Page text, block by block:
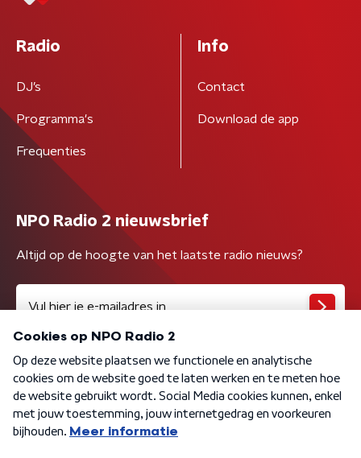
Radio
DJ’s
Programma's
Frequenties
Info
Contact
Download de app
NPO Radio 2 nieuwsbrief
Altijd op de hoogte van het laatste radio nieuws?
Algemene voorwaarden